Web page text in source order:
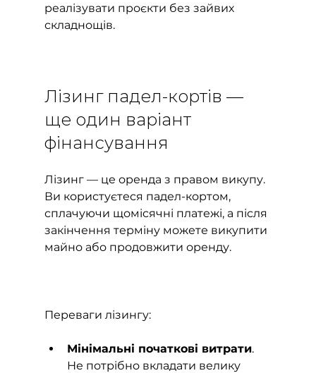
реалізувати проєкти без зайвих
складнощів.
Лізинг падел-кортів —
ще один варіант
фінансування
Лізинг — це оренда з правом викупу.
Ви користуєтеся падел-кортом,
сплачуючи щомісячні платежі, а після
закінчення терміну можете викупити
майно або продовжити оренду.
Переваги лізингу:
Мінімальні початкові витрати.
Не потрібно вкладати велику